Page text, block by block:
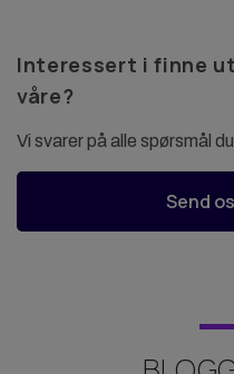
Interessert i finne
våre?
Vi svarer på alle spørsmål
Send